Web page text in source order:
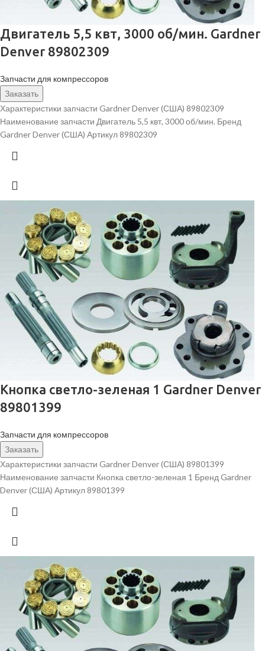
Двигатель 5,5 квт, 3000 об/мин. Gardner
Denver 89802309
Запчасти для компрессоров
Заказать
Характеристики запчасти Gardner Denver (США) 89802309
Наименование запчасти Двигатель 5,5 квт, 3000 об/мин. Бренд
Gardner Denver (США) Артикул 89802309
Кнопка светло-зеленая 1 Gardner Denver
89801399
Запчасти для компрессоров
Заказать
Характеристики запчасти Gardner Denver (США) 89801399
Наименование запчасти Кнопка светло-зеленая 1 Бренд Gardner
Denver (США) Артикул 89801399